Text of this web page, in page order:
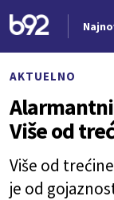
AKTUELNO
Više od
Više od
je od